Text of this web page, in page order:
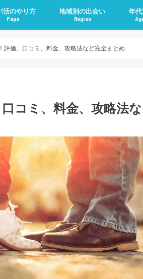
活のやり方
Papa
地域別の出会い
Region
年
評価、口コミ、料金、攻略法など完全まとめ
コミ、料金、攻略法